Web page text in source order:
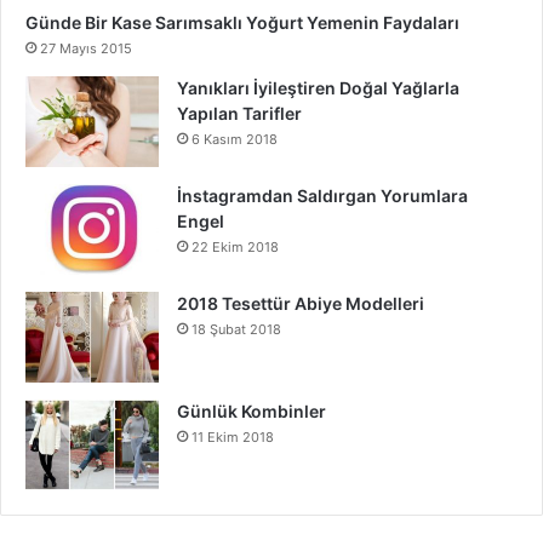
Günde Bir Kase Sarımsaklı Yoğurt Yemenin Faydaları
27 Mayıs 2015
Yanıkları İyileştiren Doğal Yağlarla
Yapılan Tarifler
6 Kasım 2018
İnstagramdan Saldırgan Yorumlara
Engel
22 Ekim 2018
2018 Tesettür Abiye Modelleri
18 Şubat 2018
Günlük Kombinler
11 Ekim 2018